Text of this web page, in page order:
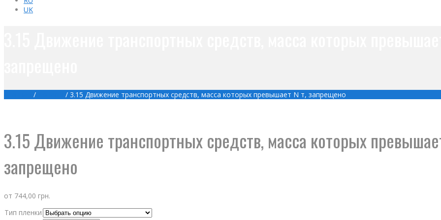
UK
/ / 3.15 Движение транспортных средств, масса которых превышает N т, запрещено
3.15 Движение транспортных средств, масса которых
запрещено
от 744,00 грн.
Тип пленки